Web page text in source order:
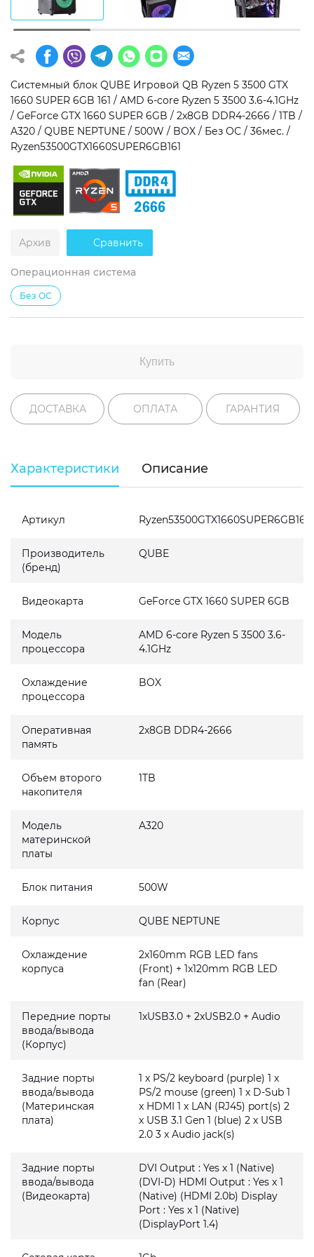
Операционная система
Windows 11 Home
Windows 11 Pro
Без ОС
Тип накопителя
SSD
HDD
SSD + HDD
Дополнительно
RGB-подсветка
Разблокированный множитель CPU
Сверхбыстрый M.2 SSD NVME
Системный блок QUBE Игровой QB Ryzen 5 3500 GTX
1660 SUPER 6GB 161 / AMD 6-core Ryzen 5 3500 3.6-4.1GHz
/ GeForce GTX 1660 SUPER 6GB / 2x8GB DDR4-2666 / 1TB /
A320 / QUBE NEPTUNE / 500W / BOX / Без ОС / 36мес. /
Ryzen53500GTX1660SUPER6GB161
Архив Сравнить
Операционная система
Без ОС
Купить
ДОСТАВКА ОПЛАТА ГАРАНТИЯ
Характеристики Описание
Артикул Ryzen53500GTX1660SUPER6GB161
Производитель
(бренд)
QUBE
Видеокарта GeForce GTX 1660 SUPER 6GB
Модель
процессора
AMD 6-core Ryzen 5 3500 3.6-
4.1GHz
Охлаждение
процессора
BOX
Оперативная
память
2x8GB DDR4-2666
Объем второго
накопителя
1TB
Модель
материнской
платы
A320
Блок питания 500W
Корпус QUBE NEPTUNE
Охлаждение
корпуса
2x160mm RGB LED fans
(Front) + 1x120mm RGB LED
fan (Rear)
Передние порты
ввода/вывода
(Корпус)
1xUSB3.0 + 2xUSB2.0 + Audio
Задние порты
ввода/вывода
(Материнская
плата)
1 x PS/2 keyboard (purple) 1 x
PS/2 mouse (green) 1 x D-Sub 1
x HDMI 1 x LAN (RJ45) port(s) 2
x USB 3.1 Gen 1 (blue) 2 x USB
2.0 3 x Audio jack(s)
Задние порты
ввода/вывода
(Видеокарта)
DVI Output : Yes x 1 (Native)
(DVI-D) HDMI Output : Yes x 1
(Native) (HDMI 2.0b) Display
Port : Yes x 1 (Native)
(DisplayPort 1.4)